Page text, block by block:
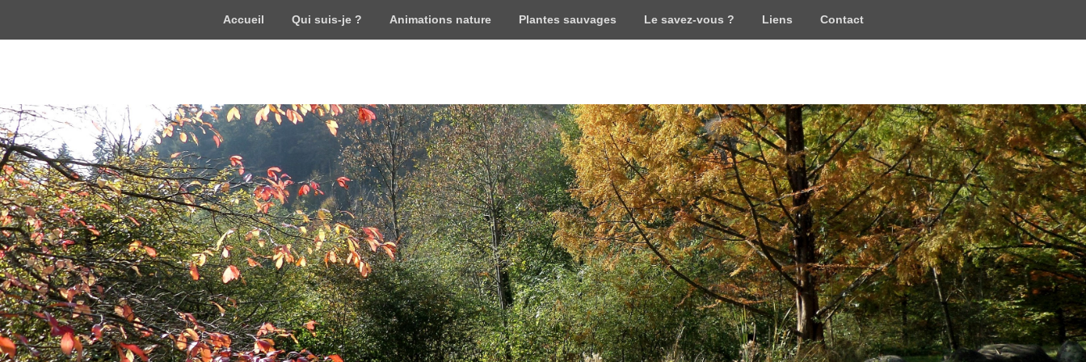
Accueil Qui suis-je ? Animations nature Plantes sauvages Le savez-vous ? Liens Contact
WordPress
Just another WordPress site